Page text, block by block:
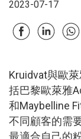
2023-07-17
Kruidvat與歐
括巴黎歐萊雅
和Maybelline
不同顧客的需
最適合自己的